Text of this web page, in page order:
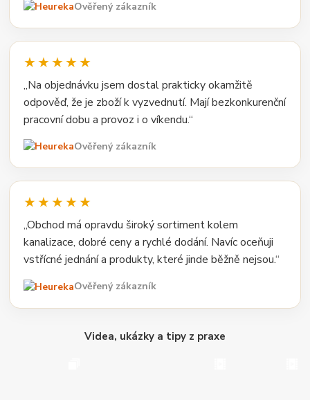
Ověřený zákazník
★★★★★
„Na objednávku jsem dostal prakticky okamžitě
odpověď, že je zboží k vyzvednutí. Mají bezkonkurenční
pracovní dobu a provoz i o víkendu.“
Ověřený zákazník
★★★★★
„Obchod má opravdu široký sortiment kolem
kanalizace, dobré ceny a rychlé dodání. Navíc oceňuji
vstřícné jednání a produkty, které jinde běžně nejsou.“
Ověřený zákazník
Videa, ukázky a tipy z praxe